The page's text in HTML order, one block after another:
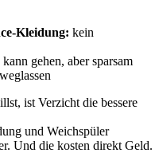
Kleidung: kein
kann gehen, aber sparsam
ist Verzicht die bessere
und Weichspüler
Und die kosten direkt Geld.